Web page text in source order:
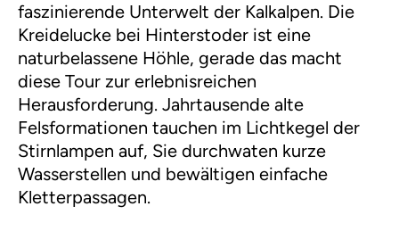
faszinierende Unterwelt der Kalkalpen. Die
Kreidelucke bei Hinterstoder ist eine
naturbelassene Höhle, gerade das macht
diese Tour zur erlebnisreichen
Herausforderung. Jahrtausende alte
Felsformationen tauchen im Lichtkegel der
Stirnlampen auf, Sie durchwaten kurze
Wasserstellen und bewältigen einfache
Kletterpassagen.